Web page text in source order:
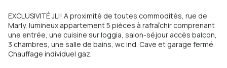
EXCLUSIVITÉ JLI! A proximité de toutes commodités, rue de
Marly, lumineux appartement 5 pièces à rafraîchir comprenant
une entrée, une cuisine sur loggia, salon-séjour accès balcon,
3 chambres, une salle de bains, wc ind. Cave et garage fermé.
Chauffage individuel gaz.